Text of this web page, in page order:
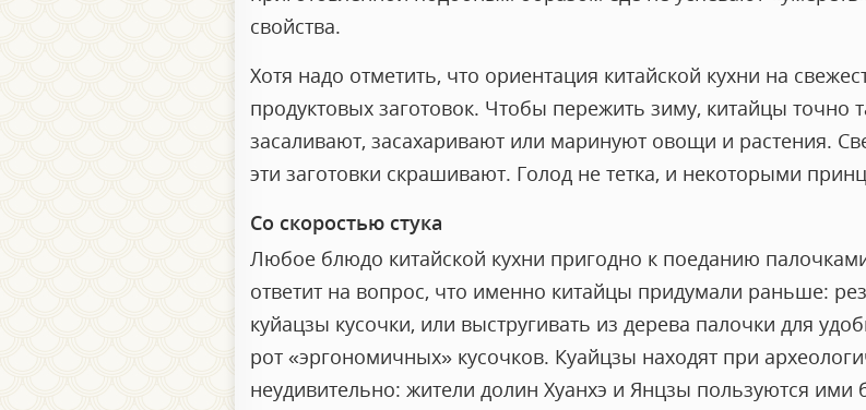
свойства.
Хотя надо отметить, что ориентация китайской кухни на
продуктовых заготовок. Чтобы пережить зиму, китайцы точно
засаливают, засахаривают или маринуют овощи и растения.
эти заготовки скрашивают. Голод не тетка, и некоторыми
Со скоростью стука
Любое блюдо китайской кухни пригодно к поеданию
ответит на вопрос, что именно китайцы придумали раньше:
куйацзы кусочки, или выстругивать из дерева палочки для
рот «эргономичных» кусочков. Куайцзы находят при
неудивительно: жители долин Хуанхэ и Янцзы пользуются ими